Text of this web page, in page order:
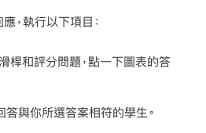
，執行以下項目：
桿和評分問題，點一下圖表的答
答與你所選答案相符的學生。